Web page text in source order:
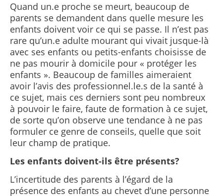
Quand un.e proche se meurt, beaucoup de
parents se demandent dans quelle mesure les
enfants doivent voir ce qui se passe. Il n’est pas
rare qu’un.e adulte mourant qui vivait jusque-là
avec ses enfants ou petits-enfants choisisse de
ne pas mourir à domicile pour « protéger les
enfants ». Beaucoup de familles aimeraient
avoir l’avis des professionnel.le.s de la santé à
ce sujet, mais ces derniers sont peu nombreux
à pouvoir le faire, faute de formation à ce sujet,
de sorte qu’on observe une tendance à ne pas
formuler ce genre de conseils, quelle que soit
leur champ de pratique.
Les enfants doivent-ils être présents?
L’incertitude des parents à l’égard de la
présence des enfants au chevet d’une personne